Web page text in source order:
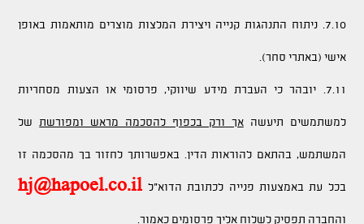
7.10. ניתוח התנהגות קנייה ויצירת המלצות מוצרים מותאמות באופן
אישי (באתרי סחר).
7.11. יובהר כי העברת מידע שיווקי, פרסומי או הצעות מסחריות
למשתמשים תיעשהאך ורק בכפוף להסכמה מראש ומפורשת של
המשתמש, בהתאם להוראות הדין. באפשרותך לחזור בך מהסכמה זו
בכל עת באמצעות פנייה לכתובת הדוא"לhj@hapoel.co.il
והחברה תפסיק לשלוח אליך פרסומים כאמור.